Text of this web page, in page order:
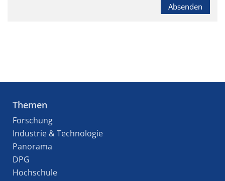
Absenden
Themen
Forschung
Industrie & Technologie
Panorama
DPG
Hochschule